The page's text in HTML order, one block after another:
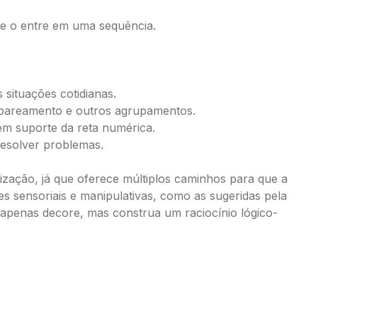
o entre em uma sequência.
cotidianas.
e outros agrupamentos.
suporte da reta numérica.
problemas.
já que oferece múltiplos caminhos para que a
sensoriais e manipulativas, como as sugeridas pela
decore, mas construa um raciocínio lógico-